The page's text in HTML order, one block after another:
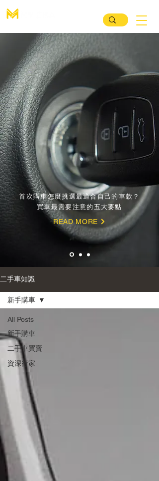
首次購車怎麼挑選最適合自己的車款？
買車最需要注意的五大要點
READ MORE
二手車知識
All Posts
新手購車
二手車買賣
資深行家
新手購車